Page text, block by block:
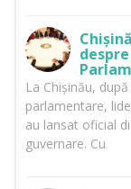
La Chișinău,
parlamentare,
au lansat oficial
guvernare. Cu